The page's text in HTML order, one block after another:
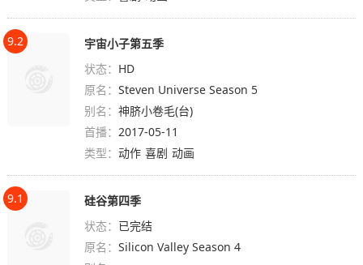
9.2
宇宙小子第五季
状态： HD
原名：Steven Universe Season 5
别名：神脐小卷毛(台)
首播：2017-05-11
类型：动作 喜剧 动画
9.1
硅谷第四季
状态： 已完结
原名：Silicon Valley Season 4